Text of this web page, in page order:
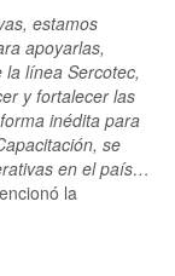
estamos
apoyarlas,
línea Sercotec,
y fortalecer las
inédita para
se
en el país…
la